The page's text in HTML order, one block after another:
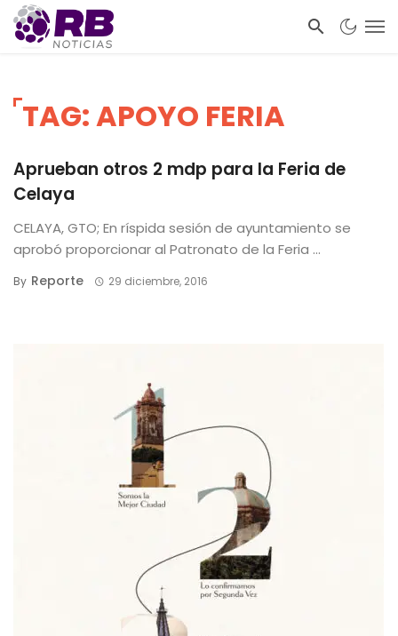
TAG: APOYO FERIA
Aprueban otros 2 mdp para la Feria de
Celaya
CELAYA, GTO; En ríspida sesión de ayuntamiento se
aprobó proporcionar al Patronato de la Feria ...
By Reporte 29 diciembre, 2016